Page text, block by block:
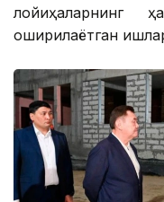
лойиҳаларнинг
оширилаётган